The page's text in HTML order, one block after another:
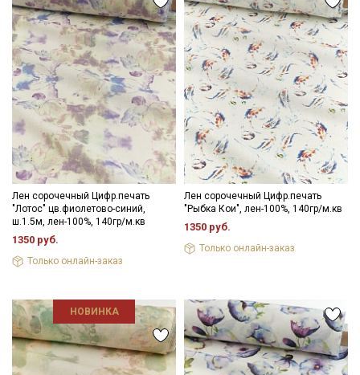
Лен сорочечный Цифр.печать
"Лотос" цв.фиолетово-синий,
ш.1.5м, лен-100%, 140гр/м.кв
1350 руб.
Только онлайн-заказ
Лен сорочечный Цифр.печать
"Рыбка Кои", лен-100%, 140гр/м.кв
1350 руб.
Только онлайн-заказ
НОВИНКА